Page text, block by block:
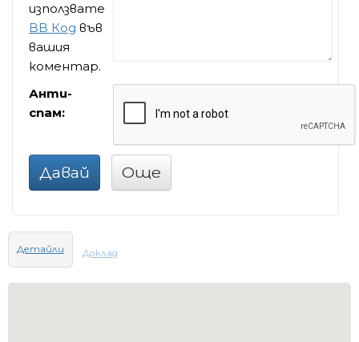
използвате
BB Код във
вашия
коментар.
Анти-
спам:
Давай Още
Детайли Доклад